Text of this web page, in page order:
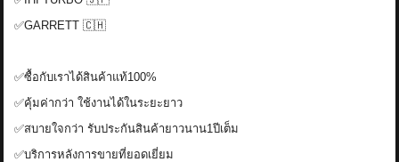
✅GARRETT 🇨🇭
✅ซื้อกับเราได้สินค้าแท้100%
✅คุ้มค่ากว่า ใช้งานได้ในระยะยาว
✅สบายใจกว่า รับประกันสินค้ายาวนาน1ปีเต็ม
✅บริการหลังการขายที่ยอดเยี่ยม